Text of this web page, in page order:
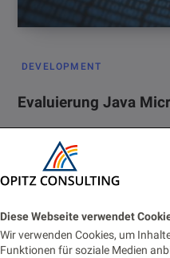
Diese Webseite verwendet
Wir verwenden Cookies, um
Funktionen für soziale Medien
DEVELOPMENT
Evaluierung Java
15. JULI 2020 LESEZEIT 7
Wir haben es uns zur Aufgabe
Microframeworks anhand